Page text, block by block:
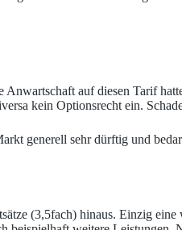
auf diesen Tarif
kein Optionsrecht ein.
generell sehr dürftig und
(3,5fach) hinaus. Einzig